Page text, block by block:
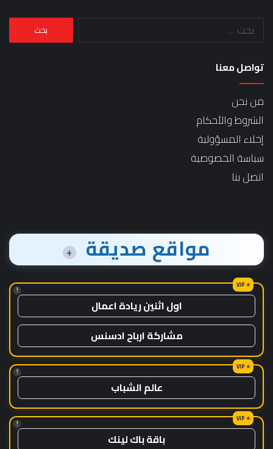
البحث
تواصل معنا
من نحن
الشروط والأحكام
إخلاء المسؤولية
سياسة الخصوصية
اتصل بنا
مواقع صديقة +
!
اول اثنين ريادة اعمال
مشاركة ارباح ادسنس
!
عالم الشباب
!
باقة باك لينك